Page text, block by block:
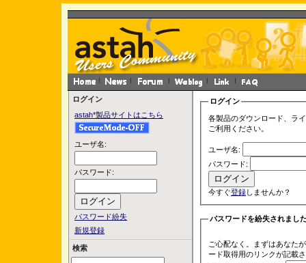
ログイン
astah*製品サイトはこちら
ユーザ名:
パスワード:
パスワード紛失
新規登録
検索
ログイン
各製品のダウンロード、ラ
ご利用ください。
ユーザ名:
パスワード:
今すぐ登録しませんか？
パスワードを紛失されまし
ご心配なく。まずはあなた
ード取得用のリンクが記載